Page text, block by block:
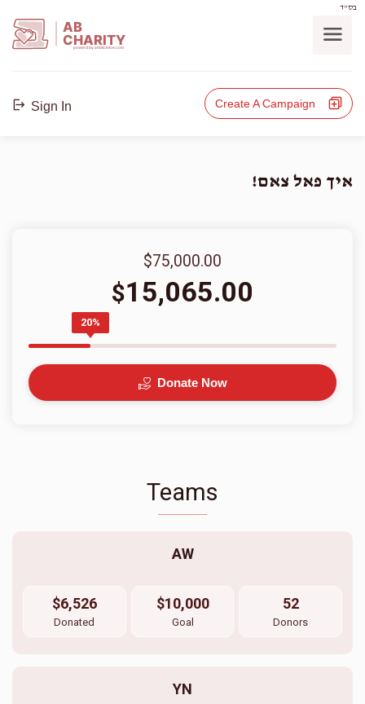
בס"ד
AB
CHARITY
powerd by ahblicklive.com
Sign In Create A Campaign
איך פאל צאם!
$75,000.00
$15,065.00
20%
Donate Now
Teams
AW
$6,526
Donated
$10,000
Goal
52
Donors
YN